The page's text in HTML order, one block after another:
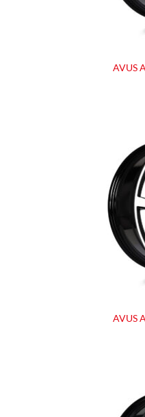
AVUS
AVUS